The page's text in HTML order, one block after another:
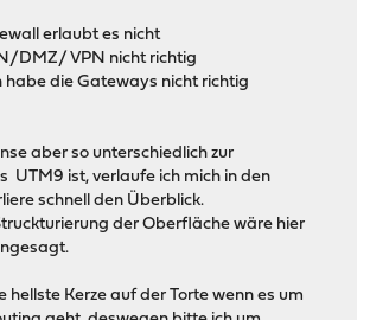
erlaubt es nicht
DMZ/ VPN nicht richtig
habe die Gateways nicht richtig
aber so unterschiedlich zur
UTM9 ist, verlaufe ich mich in den
schnell den Überblick.
der Oberfläche wäre hier
hellste Kerze auf der Torte wenn es um